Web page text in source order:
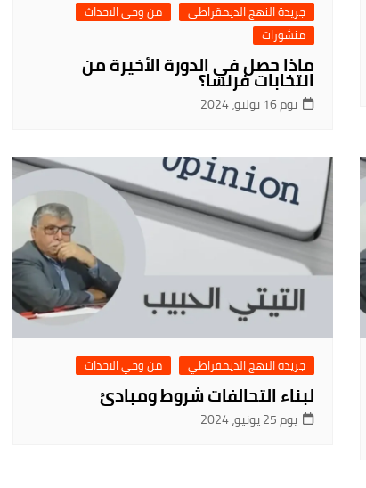
جريدة النهج الديمقراطي
من وحي الاحداث
منشورات
ماذا حصل في الدورة الأخيرة من
انتخابات فرنسا؟
يوم 16 يوليو، 2024
جريدة النهج الديمقراطي من وحي الاحداث
لبناء التحالفات شروط ومبادئ
يوم 25 يونيو، 2024